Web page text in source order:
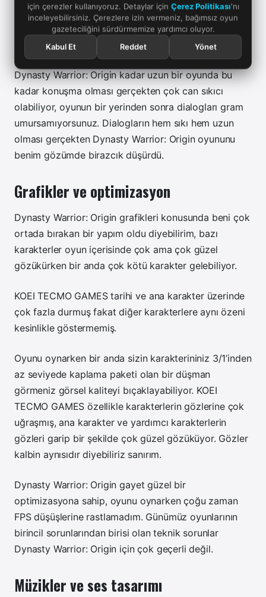
için çerezler kullanıyoruz. Detaylar için Çerez Politikası'nı
inceleyebilirsiniz. Çerezlere izin vermeniz, bağımsız oyun
gazeteciliğini sürdürmemize yardımcı oluyor.
Kabul Et
Reddet Yönet
Oyunda çok ama çok fazla konuşma var
buna hazır ol!
Dynasty Warrior: Origin kadar uzun bir oyunda bu
kadar konuşma olması gerçekten çok can sıkıcı
olabiliyor, oyunun bir yerinden sonra dialogları gram
umursamıyorsunuz. Dialogların hem sıkı hem uzun
olması gerçekten Dynasty Warrior: Origin oyununu
benim gözümde birazcık düşürdü.
Grafikler ve optimizasyon
Dynasty Warrior: Origin grafikleri konusunda beni çok
ortada bırakan bir yapım oldu diyebilirim, bazı
karakterler oyun içerisinde çok ama çok güzel
gözükürken bir anda çok kötü karakter gelebiliyor.
KOEI TECMO GAMES tarihi ve ana karakter üzerinde
çok fazla durmuş fakat diğer karakterlere aynı özeni
kesinlikle göstermemiş.
Oyunu oynarken bir anda sizin karakterininiz 3/1’inden
az seviyede kaplama paketi olan bir düşman
görmeniz görsel kaliteyi bıçaklayabiliyor. KOEI
TECMO GAMES özellikle karakterlerin gözlerine çok
uğraşmış, ana karakter ve yardımcı karakterlerin
gözleri garip bir şekilde çok güzel gözüküyor. Gözler
kalbin aynısıdır diyebiliriz sanırım.
Dynasty Warrior: Origin gayet güzel bir
optimizasyona sahip, oyunu oynarken çoğu zaman
FPS düşüşlerine rastlamadım. Günümüz oyunlarının
birincil sorunlarından birisi olan teknik sorunlar
Dynasty Warrior: Origin için çok geçerli değil.
Müzikler ve ses tasarımı